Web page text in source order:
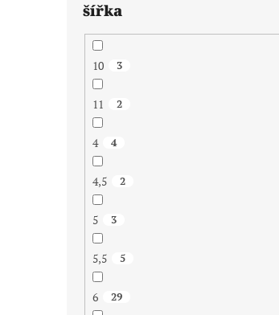
šířka
10 3
11 2
4 4
4,5 2
5 3
5,5 5
6 29